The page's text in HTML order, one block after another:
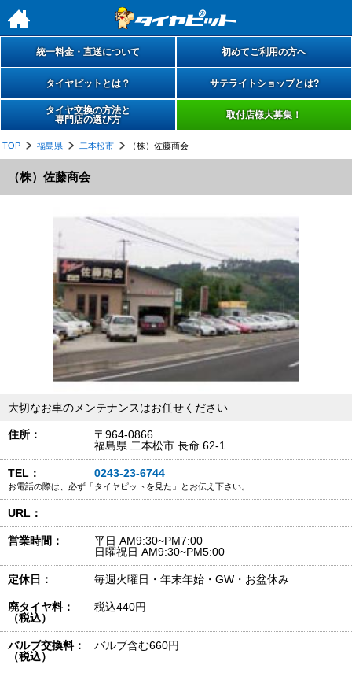
h
統一料金・直送について 初めてご利用の方へ
タイヤピットとは？ サテライトショップとは?
タイヤ交換の方法と
専門店の選び方
取付店様大募集！
TOP 福島県 二本松市 （株）佐藤商会
（株）佐藤商会
大切なお車のメンテナンスはお任せください
住所：
〒964-0866
福島県 二本松市 長命 62-1
TEL： 0243-23-6744
お電話の際は、必ず「タイヤピットを見た」とお伝え下さい。
URL：
営業時間：
平日 AM9:30~PM7:00
日曜祝日 AM9:30~PM5:00
定休日： 毎週火曜日・年末年始・GW・お盆休み
廃タイヤ料：
（税込）
税込440円
バルブ交換料：
（税込）
バルブ含む660円